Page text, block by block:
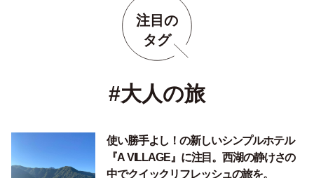
注目の
タグ
#大人の旅
使い勝手よし！の新しいシンプルホテル
『A VILLAGE』に注目。西湖の静けさの
中でクイックリフレッシュの旅を。